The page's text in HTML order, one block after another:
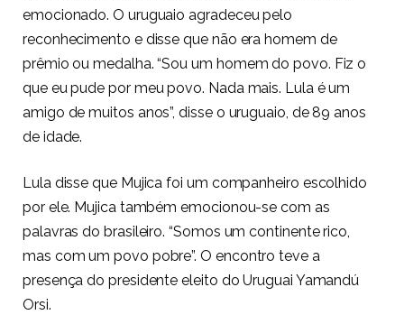
emocionado. O uruguaio agradeceu pelo
reconhecimento e disse que não era homem de
prêmio ou medalha. “Sou um homem do povo. Fiz o
que eu pude por meu povo. Nada mais. Lula é um
amigo de muitos anos”, disse o uruguaio, de 89 anos
de idade.
Lula disse que Mujica foi um companheiro escolhido
por ele. Mujica também emocionou-se com as
palavras do brasileiro. “Somos um continente rico,
mas com um povo pobre”. O encontro teve a
presença do presidente eleito do Uruguai Yamandú
Orsi.